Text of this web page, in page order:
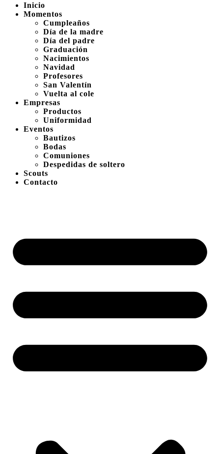
Inicio
Momentos
Cumpleaños
Día de la madre
Día del padre
Graduación
Nacimientos
Navidad
Profesores
San Valentín
Vuelta al cole
Empresas
Productos
Uniformidad
Eventos
Bautizos
Bodas
Comuniones
Despedidas de soltero
Scouts
Contacto